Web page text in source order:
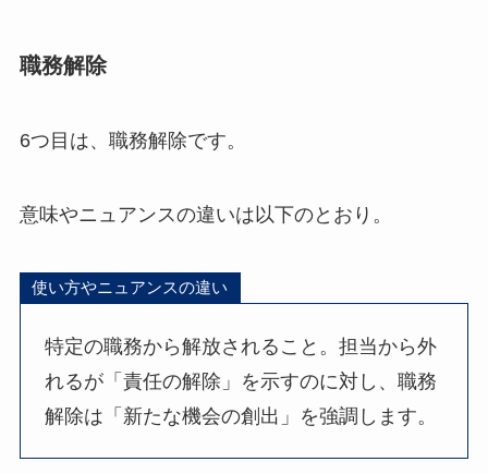
職務解除
6つ目は、職務解除です。
意味やニュアンスの違いは以下のとおり。
使い方やニュアンスの違い
特定の職務から解放されること。担当から外
れるが「責任の解除」を示すのに対し、職務
解除は「新たな機会の創出」を強調します。